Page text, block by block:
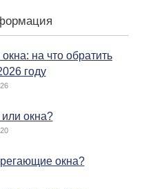
на что обратить
году
окна?
окна?